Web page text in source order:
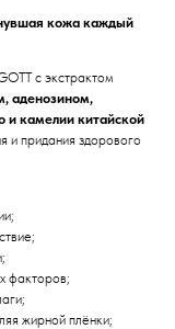
кожа каждый
с экстрактом
аденозином,
и камелии китайской
и придания здорового
факторов;
жирной плёнки;